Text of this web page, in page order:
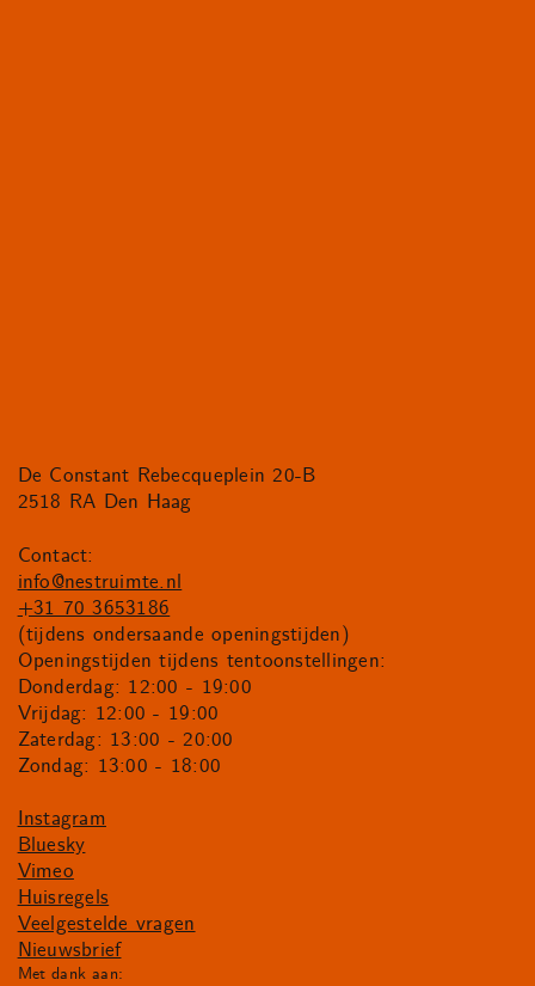
De Constant Rebecqueplein 20-B
2518 RA Den Haag
Contact:
info@nestruimte.nl
+31 70 3653186
(tijdens ondersaande openingstijden)
Openingstijden tijdens tentoonstellingen:
Donderdag: 12:00 - 19:00
Vrijdag: 12:00 - 19:00
Zaterdag: 13:00 - 20:00
Zondag: 13:00 - 18:00
Instagram
Bluesky
Vimeo
Huisregels
Veelgestelde vragen
Nieuwsbrief
Met dank aan: